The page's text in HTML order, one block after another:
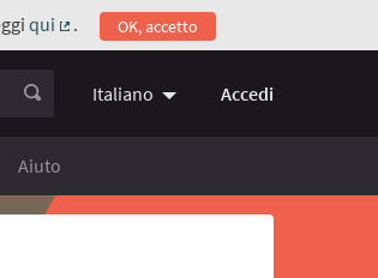
qui
(Collegamento esterno)
. OK, accetto
Italiano Choose language
Accedi
Aiuto